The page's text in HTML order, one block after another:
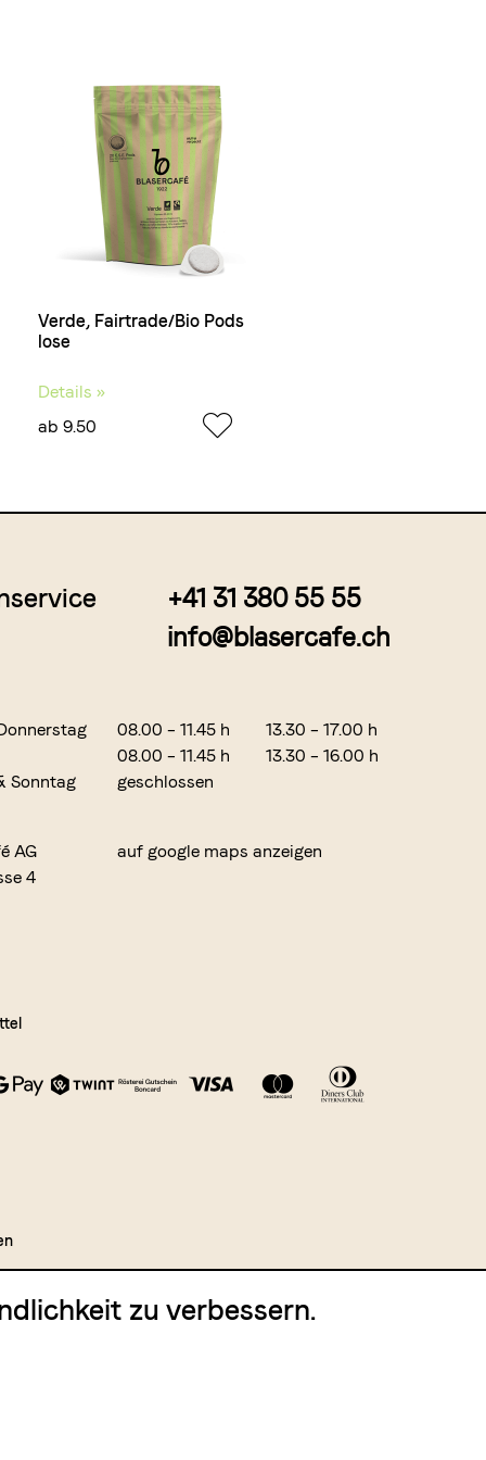
Verde, Fairtrade/Bio Pods
lose
Details »
ab 9.50
+41 31 380 55 55
info@blasercafe.ch
08.00 – 11.45 h
13.30 – 17.00 h
08.00 – 11.45 h
13.30 – 16.00 h
Sonntag
geschlossen
AG
4
auf google maps anzeigen
zu verbessern.